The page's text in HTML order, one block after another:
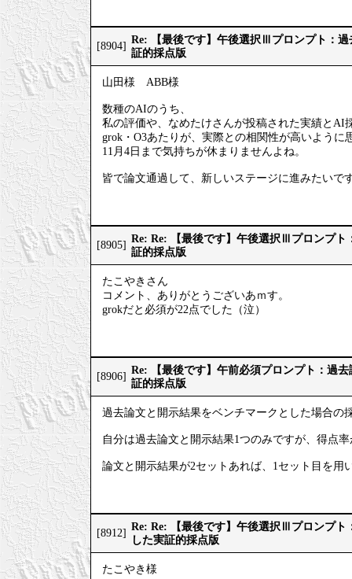
[8904]
Re: 【最後です】午後選択Ⅲプロンプト：
証的採点版
山田様 ABB様
数種のAIのうち、
私の評価や、なめたけさんが投稿された実績とAI
grok・O3あたりが、実際との相関性が高いように
11月4日まで気持ちが休まりませんよね。
皆で論文通過して、新しいステージに進みたいで
[8905]
Re: Re: 【最後です】午後選択Ⅲプロンプト
証的採点版
たこやきさん
コメント、ありがとうございあｍす。
grokだと必須が22点でした（泣）
[8906]
Re: 【最後です】午前必須プロンプト：過
証的採点版
過去論文と開示結果をベンチマークとした場合の
自分は過去論文と開示結果1つのみですが、得点
論文と開示結果が2セットあれば、1セット目を
[8912]
Re: Re: 【最後です】午後選択Ⅲプロンプト
した実証的採点版
たこやき様